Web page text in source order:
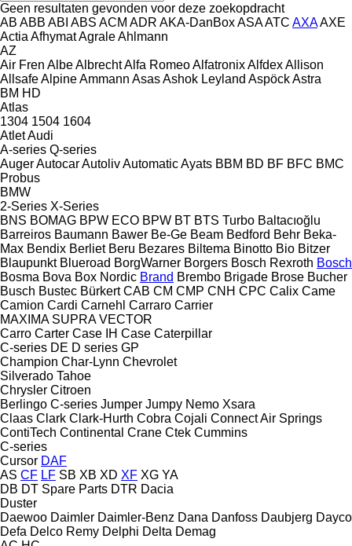
Geen resultaten gevonden voor deze zoekopdracht
AB ABB ABI ABS ACM ADR AKA-DanBoxASAATC AXAAXE
Actia AfhymatAgraleAhlmann
AZ
Air Fren AlbeAlbrechtAlfa RomeoAlfatronixAlfdexAllison
AllsafeAlpineAmmann AsasAshok Leyland AspöckAstra
BM HD
Atlas
1304 1504 1604
AtletAudi
A-series Q-series
AugerAutocarAutolivAutomaticAyats BBM BD BF BFC BMC
Probus
BMW
2-Series X-Series
BNS BOMAG BPW ECO BPW BT BTS Turbo Baltacıoğlu
Barreiros Baumann Bawer Be-Ge Beam Bedford Behr Beka-
Max Bendix Berliet Beru Bezares Biltema Binotto Bio Bitzer
Blaupunkt Blueroad BorgWarner Borgers Bosch Rexroth Bosch
Bosma Bova Box Nordic Brand Brembo Brigade Brose Bucher
Busch Bustec Bürkert CAB CM CMP CNH CPC Calix Came
Camion Cardi Carnehl Carraro Carrier
MAXIMA SUPRA VECTOR
Carro Carter Case IH Case Caterpillar
C-series DE D series GP
Champion Char-Lynn Chevrolet
Silverado Tahoe
Chrysler Citroen
Berlingo C-series Jumper Jumpy Nemo Xsara
Claas Clark Clark-Hurth Cobra Cojali Connect Air Springs
ContiTech Continental Crane Ctek Cummins
C-series
Cursor DAF
AS CF LF SB XB XD XF XG YA
DB DT Spare Parts DTR Dacia
Duster
Daewoo Daimler Daimler-Benz Dana Danfoss Daubjerg Dayco
Defa Delco Remy Delphi Delta Demag